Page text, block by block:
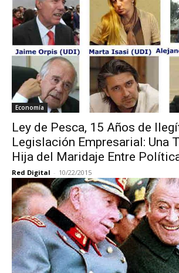
Economía
Ley de Pesca, 15 Años de
Legislación Empresarial: Una
Hija del Maridaje Entre
Red Digital - 10/22/2015